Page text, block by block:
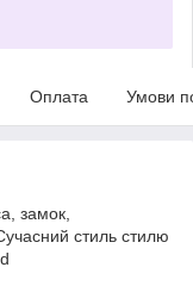
Оплата Умови
замок,
стиль стилю